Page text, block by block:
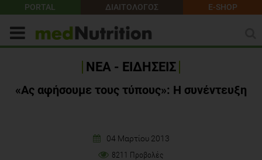
PORTAL ΔΙΑΙΤΟΛΟΓΟΣ E-SHOP
ΝΕΑ - ΕΙΔΗΣΕΙΣ
«Ας αφήσουμε τους τύπους»: Η συνέντευξη
04 Μαρτίου 2013
8211 Προβολές